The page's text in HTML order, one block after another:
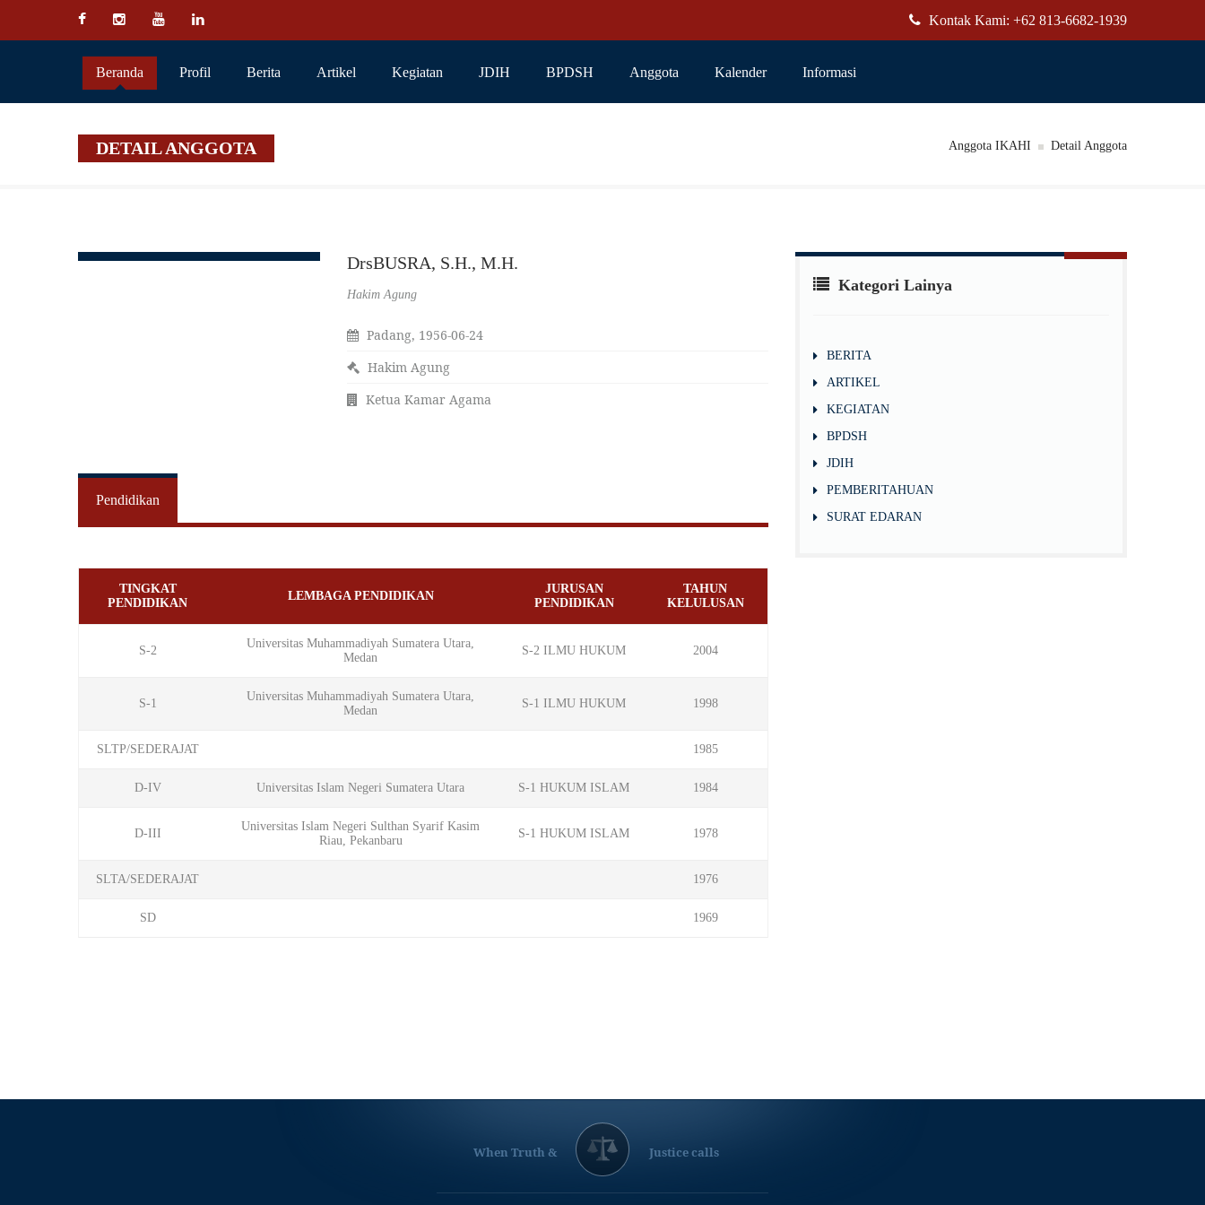
Kontak Kami: +62 813-6682-1939
Beranda Profil Berita Artikel Kegiatan JDIH BPDSH Anggota Kalender Informasi
DETAIL ANGGOTA Anggota IKAHI Detail Anggota
DrsBUSRA, S.H., M.H.
Hakim Agung
Padang, 1956-06-24
Hakim Agung
Ketua Kamar Agama
Pendidikan
TINGKAT
PENDIDIKAN
LEMBAGA PENDIDIKAN
JURUSAN
PENDIDIKAN
TAHUN
KELULUSAN
S-2
Universitas Muhammadiyah Sumatera Utara,
Medan
S-2 ILMU HUKUM 2004
S-1
Universitas Muhammadiyah Sumatera Utara,
Medan
S-1 ILMU HUKUM 1998
SLTP/SEDERAJAT 1985
D-IV Universitas Islam Negeri Sumatera Utara S-1 HUKUM ISLAM 1984
D-III
Universitas Islam Negeri Sulthan Syarif Kasim
Riau, Pekanbaru
S-1 HUKUM ISLAM 1978
SLTA/SEDERAJAT 1976
SD 1969
Kategori Lainya
BERITA
ARTIKEL
KEGIATAN
BPDSH
JDIH
PEMBERITAHUAN
SURAT EDARAN
When Truth & Justice calls